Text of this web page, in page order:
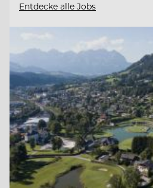
Entdecke alle Jobs